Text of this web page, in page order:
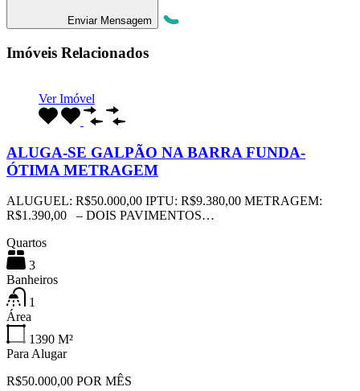
Enviar Mensagem
Imóveis Relacionados
Ver Imóvel
ALUGA-SE GALPÃO NA BARRA FUNDA-
ÓTIMA METRAGEM
ALUGUEL: R$50.000,00 IPTU: R$9.380,00 METRAGEM:
R$1.390,00 – DOIS PAVIMENTOS…
Quartos
3
Banheiros
1
Área
1390 M²
Para Alugar
R$50.000,00 POR MÊS